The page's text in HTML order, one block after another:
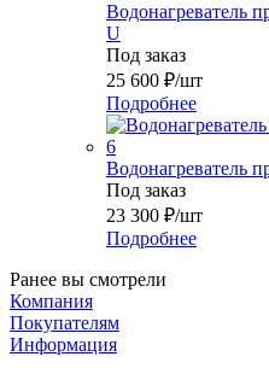
Водонагреватель
U
Под заказ
25 600 ₽/шт
Подробнее
Водонагреватель
Под заказ
23 300 ₽/шт
Подробнее
Ранее вы смотрели
Компания
Покупателям
Информация